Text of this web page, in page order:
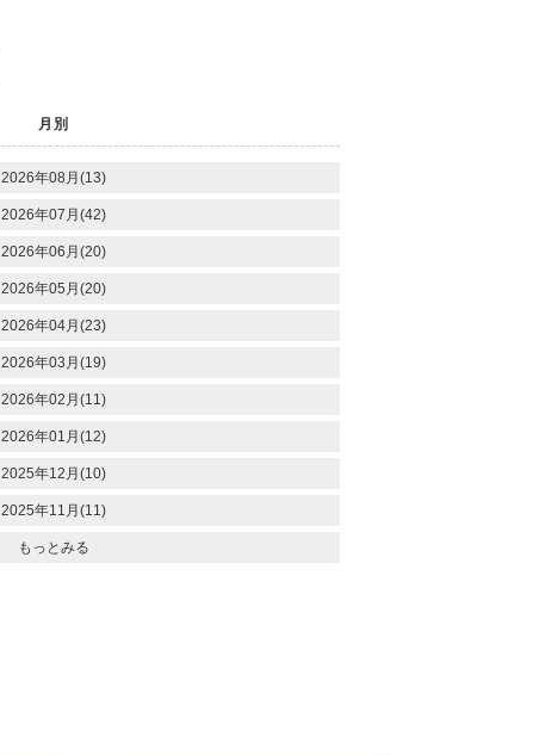
月別
2026年08月(13)
2026年07月(42)
2026年06月(20)
2026年05月(20)
2026年04月(23)
2026年03月(19)
2026年02月(11)
2026年01月(12)
2025年12月(10)
2025年11月(11)
もっとみる